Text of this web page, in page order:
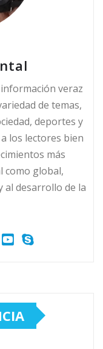
veraz
de temas,
deportes y
los lectores bien
más
como global,
al desarrollo de la